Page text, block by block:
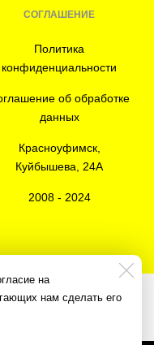
на
нам сделать его
СОГЛАШЕНИЕ
Политика
конфиденциальности
об обработке
данных
Красноуфимск,
Куйбышева, 24А
2008 - 2024
Studio